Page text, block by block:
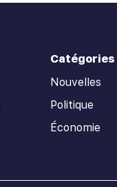
Catégories
Nouvelles
Politique
Économie